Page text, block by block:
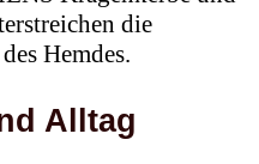
die
Hemdes.
Alltag